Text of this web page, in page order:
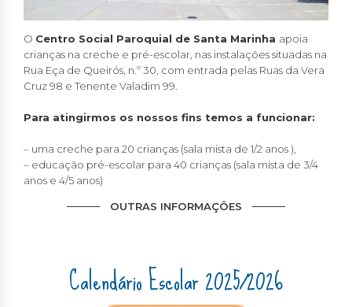
O Centro Social Paroquial de Santa Marinha apoia
crianças na creche e pré-escolar, nas instalações situadas na
Rua Eça de Queirós, n.º 30, com entrada pelas Ruas da Vera
Cruz 98 e Tenente Valadim 99.
Para atingirmos os nossos fins temos a funcionar:
– uma creche para 20 crianças (sala mista de 1/2 anos ),
– educação pré-escolar para 40 crianças (sala mista de 3/4
anos e 4/5 anos)
OUTRAS INFORMAÇÔES
Calendário Escolar 2025/2026